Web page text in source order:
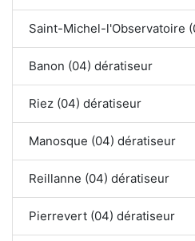
Saint-Michel-l'Observatoire
Banon (04) dératiseur
Riez (04) dératiseur
Manosque (04) dératiseur
Reillanne (04) dératiseur
Pierrevert (04) dératiseur